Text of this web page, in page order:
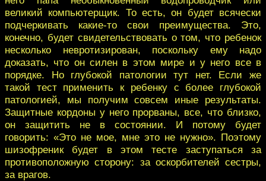
великий компьютерщик. То есть, он будет всячески
подчеркивать какие-то свои преимущества. Это,
конечно, будет свидетельствовать о том, что ребенок
несколько невротизирован, поскольку ему надо
доказать, что он силен в этом мире и у него все в
порядке. Но глубокой патологии тут нет. Если же
такой тест применить к ребенку с более глубокой
патологией, мы получим совсем иные результаты.
Защитные кордоны у него прорваны, все, что близко,
он защитить не в состоянии. И потому будет
говорить: «Это не мое, мне это не нужно». Поэтому
шизофреник будет в этом тесте заступаться за
противоположную сторону: за оскорбителей сестры,
за врагов.